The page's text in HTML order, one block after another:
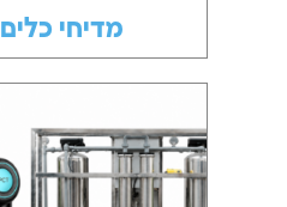
מדיחי כלים